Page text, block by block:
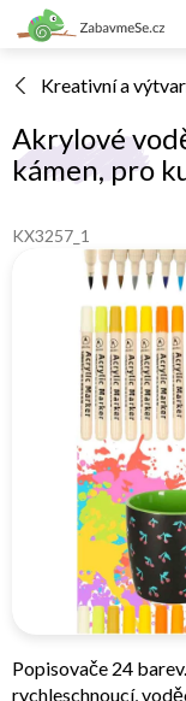
Přejít
na
Kreativní a
Akrylové
kámen, pro
KX3257_1
Popisovače 24
rychleschnoucí,